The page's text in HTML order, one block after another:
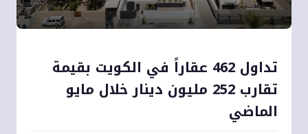
تداول 462 عقاراً في الكويت بقيمة
تقارب 252 مليون دينار خلال مايو
الماضي